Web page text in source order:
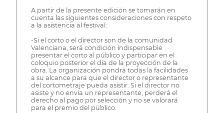
A partir de la presente edición se tomarán en
cuenta las siguientes consideraciones con respeto
a la asistencia al festival:
-Si el corto o el director son de la comunidad
Valenciana, será condición indispensable
presentar el corto al público y participar en el
coloquio posterior el día de la proyección de la
obra. La organización pondrá todas la facilidades
a su alcance para que el director o representante
del cortometraje pueda asistir. Si el director no
asiste y no envía un representante, perderá el
derecho al pago por selección y no se valorará
para el premio del público.